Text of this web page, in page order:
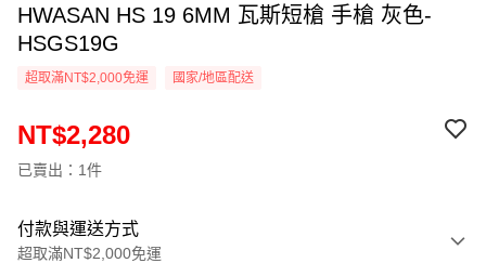
HWASAN HS 19 6MM 瓦斯短槍 手槍 灰色-
HSGS19G
超取滿NT$2,000免運 國家/地區配送
NT$2,280
已賣出：1件
付款與運送方式
超取滿NT$2,000免運